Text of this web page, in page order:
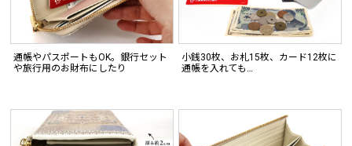
通帳やパスポートもOK。銀行セット
や旅行用のお財布にしたり
小銭30枚、お札15枚、カード12枚に
通帳を入れても…